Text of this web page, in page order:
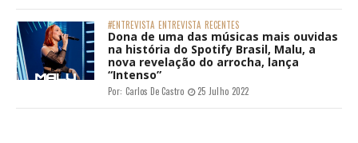
#ENTREVISTA ENTREVISTA RECENTES
Dona de uma das músicas mais ouvidas
na história do Spotify Brasil, Malu, a
nova revelação do arrocha, lança
“Intenso”
Por: Carlos De Castro 25 Julho 2022